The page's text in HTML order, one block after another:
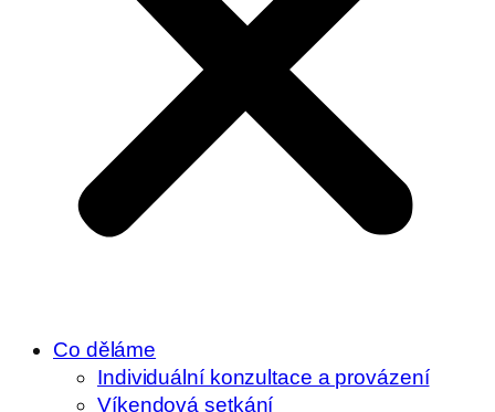
Co děláme
Individuální konzultace a provázení
Víkendová setkání